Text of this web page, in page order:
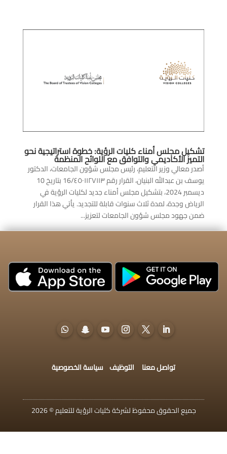
تشكيل مجلس أمناء كليات الرؤية: خطوة استراتيجية نحو
التميز الأكاديمي والتوافق مع اللوائح المنظمة
أصدر معالي وزير التعليم، رئيس مجلس شؤون الجامعات، الدكتور
يوسف بن عبدالله البنيان، القرار رقم 16/٤٥٠١١٢٧١١٣ بتاريخ 10
ديسمبر 2024، بتشكيل مجلس أمناء جديد لكليات الرؤية في
الرياض وجدة، لمدة ثلاث سنوات قابلة للتجديد. يأتي هذا القرار
ضمن جهود مجلس شؤون الجامعات لتعزيز...
تواصل معنا التوظيف سياسة الخصوصية
جميع الحقوق محفوظ لشركة كليات الرؤية للتعليم © 2026